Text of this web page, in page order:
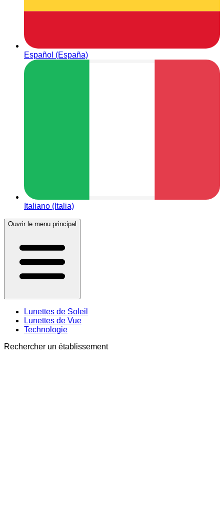
Español (España)
Italiano (Italia)
Ouvrir le menu principal
Lunettes de Soleil
Lunettes de Vue
Technologie
Rechercher un établissement